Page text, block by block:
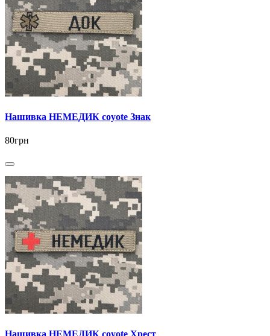
Нашивка НЕМЕДИК coyote Знак
80грн